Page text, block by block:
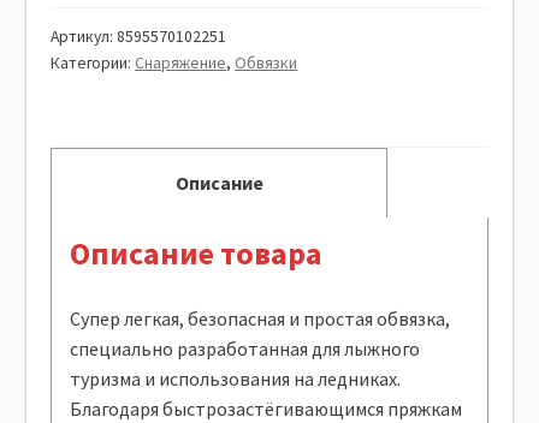
Артикул:8595570102251
Категории: Снаряжение, Обвязки
Описание
Описание товара
Супер легкая, безопасная и простая обвязка,
специально разработанная для лыжного
туризма и использования на ледниках.
Благодаря быстрозастёгивающимся пряжкам